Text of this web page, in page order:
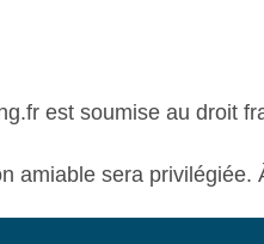
est soumise au droit
amiable sera